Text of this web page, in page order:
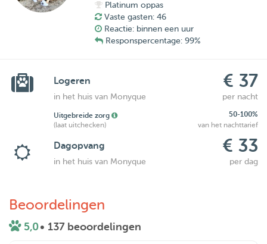
Platinum oppas
Vaste gasten: 46
Reactie: binnen een uur
Responspercentage: 99%
Logeren € 37
in het huis van Monyque per nacht
Uitgebreide zorg
50-100%
(laat uitchecken)
van het nachttarief
Dagopvang € 33
in het huis van Monyque per dag
Beoordelingen
5,0• 137 beoordelingen